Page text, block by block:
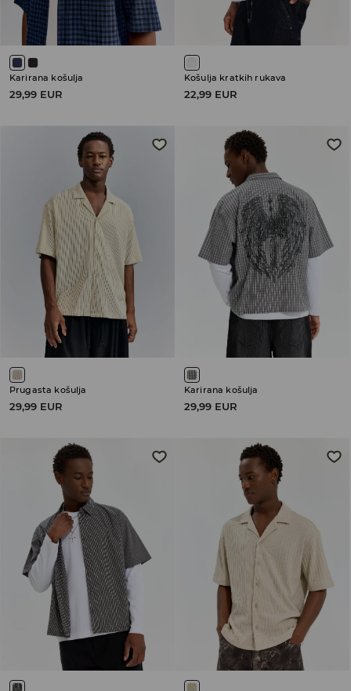
Karirana košulja
29,99 EUR
Košulja kratkih rukava
22,99 EUR
Prugasta košulja
29,99 EUR
Karirana košulja
29,99 EUR